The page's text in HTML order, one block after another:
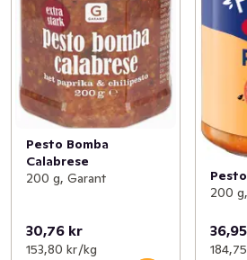
Pesto Bomba
Calabrese
200 g, Garant
30,76 kr
153,80 kr /kg
200